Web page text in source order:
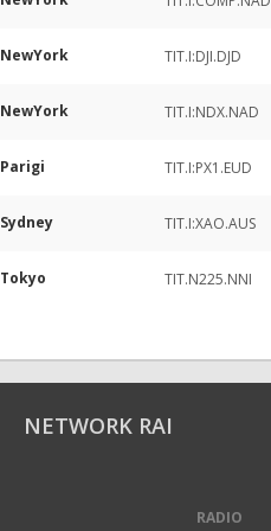
NewYork TIT.I:DJI.DJD
NewYork TIT.I:NDX.NAD
Parigi TIT.I:PX1.EUD
Sydney TIT.I:XAO.AUS
Tokyo TIT.N225.NNI
NETWORK RAI
RADIO